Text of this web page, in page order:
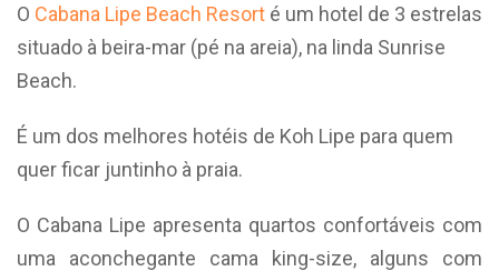
O Cabana Lipe Beach Resort é um hotel de 3 estrelas
situado à beira-mar (pé na areia), na linda Sunrise
Beach.
É um dos melhores hotéis de Koh Lipe para quem
quer ficar juntinho à praia.
O Cabana Lipe apresenta quartos confortáveis com
uma aconchegante cama king-size, alguns com